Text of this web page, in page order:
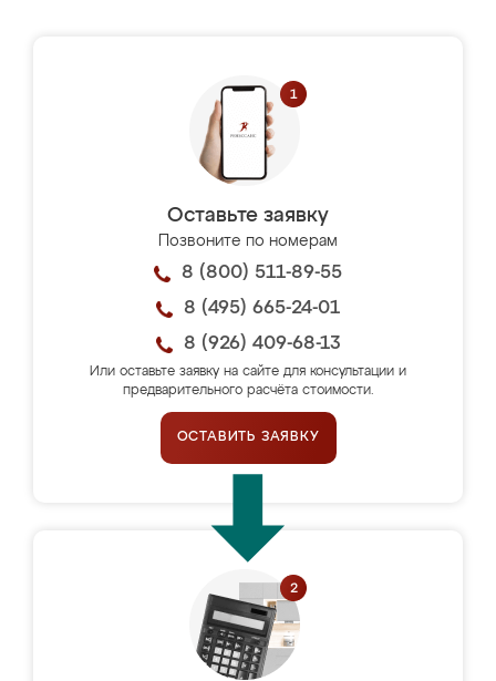
Оставьте заявку
Позвоните по номерам
8 (800) 511-89-55
8 (495) 665-24-01
8 (926) 409-68-13
Или оставьте заявку на сайте для консультации и
предварительного расчёта стоимости.
ОСТАВИТЬ ЗАЯВКУ